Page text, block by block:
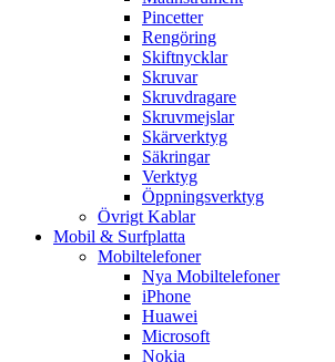
Pincetter
Rengöring
Skiftnycklar
Skruvar
Skruvdragare
Skruvmejslar
Skärverktyg
Säkringar
Verktyg
Öppningsverktyg
Övrigt Kablar
Mobil & Surfplatta
Mobiltelefoner
Nya Mobiltelefoner
iPhone
Huawei
Microsoft
Nokia